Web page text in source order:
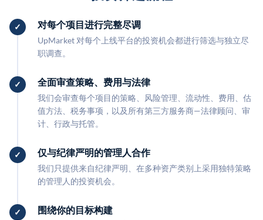
对每个项目进行完整尽调
UpMarket 对每个上线平台的投资机会都进行筛选与独立尽
职调查。
全面审查策略、费用与法律
我们会审查每个项目的策略、风险管理、流动性、费用、估
值方法、税务事项，以及所有第三方服务商—法律顾问、审
计、行政与托管。
仅与纪律严明的管理人合作
我们只提供来自纪律严明、在多种资产类别上采用独特策略
的管理人的投资机会。
围绕你的目标构建